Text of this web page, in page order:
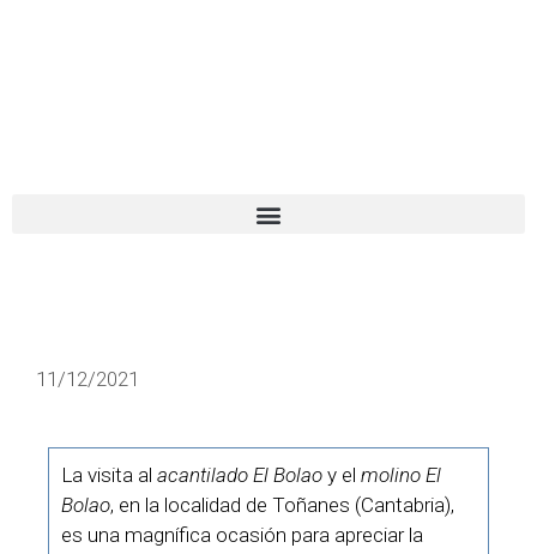
11/12/2021
La visita al acantilado El Bolao y el molino El
Bolao, en la localidad de Toñanes (Cantabria),
es una magnífica ocasión para apreciar la